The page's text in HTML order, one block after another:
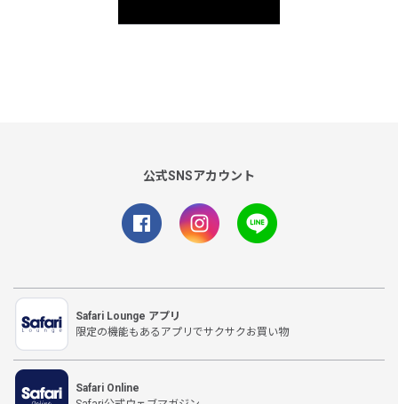
公式SNSアカウント
Safari Lounge アプリ
限定の機能もあるアプリでサクサクお買い物
Safari Online